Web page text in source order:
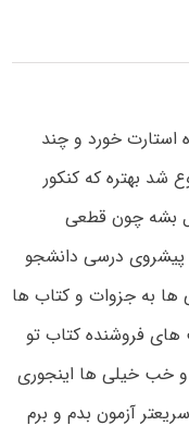
استارت خورد و چند
شد بهتره که کنکور
بشه چون قطعی
پیشروی درسی دانشجو
ها به جزوات و کتاب ها
فروشنده کتاب تو
خب خیلی ها اینجوری
آزمون بدم و برم